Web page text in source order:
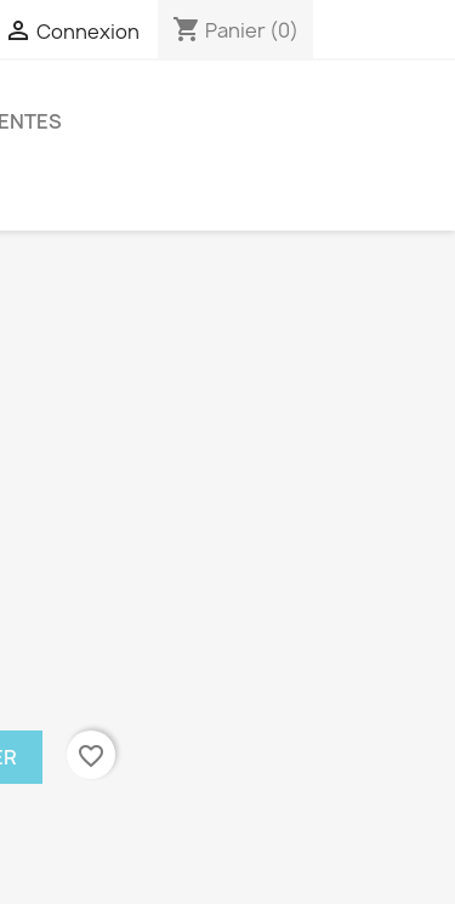
 Connexion shopping_cart Panier (0)
favorite_border